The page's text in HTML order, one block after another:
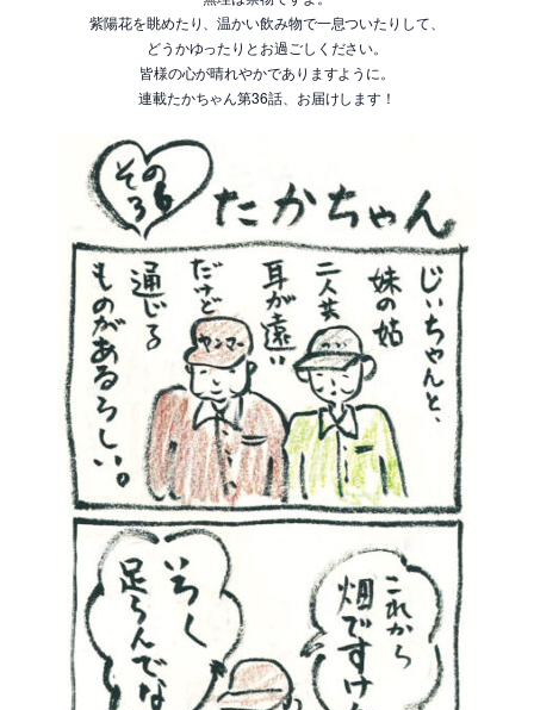
紫陽花を眺めたり、温かい飲み物で一息ついたりして、
どうかゆったりとお過ごしください。
皆様の心が晴れやかでありますように。
連載たかちゃん第36話、お届けします！